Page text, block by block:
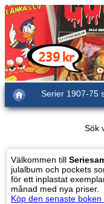
Serier 1907-75
Sök
Välkommen till
julalbum och pockets
för ett inplastat
månad med nya priser.
Köp den senaste